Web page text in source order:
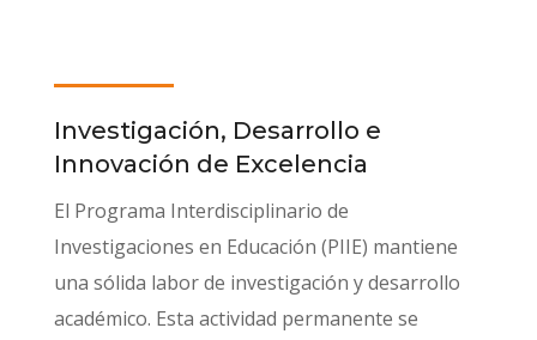
Investigación, Desarrollo e
Innovación de Excelencia
El Programa Interdisciplinario de
Investigaciones en Educación (PIIE) mantiene
una sólida labor de investigación y desarrollo
académico. Esta actividad permanente se